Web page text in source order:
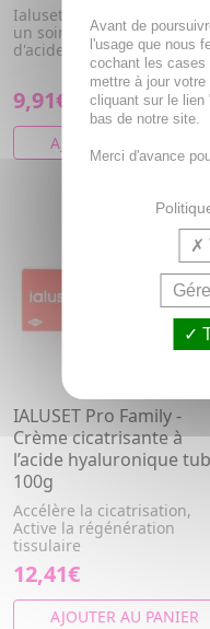
Ialuset care Plus Crème est
un soin cicatrisant à base
d'acide hyaluronique et
9,91€
AJOUTER AU PANIER
IALUSET Pro Family -
Crème cicatrisante à
l’acide hyaluronique
100g
Accélère la cicatrisation,
Active la régénération
tissulaire
12,41€
AJOUTER AU PANIER
Avant de
l'usage que nous
cochant les cases
mettre à jour
cliquant sur le lien
bas de notre site.
Merci d'avance